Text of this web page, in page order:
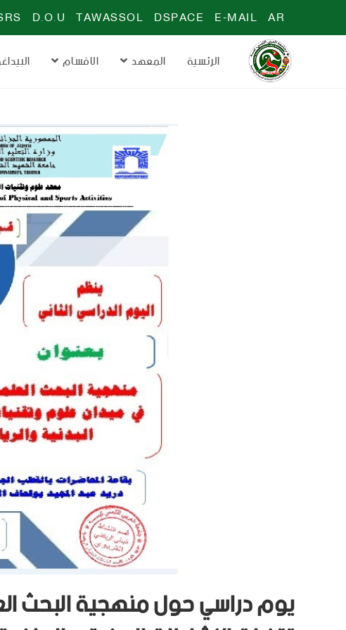
AR
E-MAIL
DSPACE
TAWASSOL
D.O.U
الرئسية
المعهد الاقسام
يوم دراسي حول منهجية البحث